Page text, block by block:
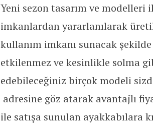
Yeni sezon tasarım ve modelleri
imkanlardan yararlanılarak
kullanım imkanı sunacak
etkilenmez ve kesinlikle solma
edebileceğiniz birçok modeli
adresine göz atarak avantajlı
ile satışa sunulan ayakkabılara